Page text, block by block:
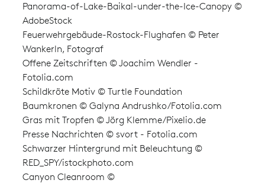
Panorama-of-Lake-Baikal-under-the-Ice-Canopy ©
AdobeStock
Feuerwehrgebäude-Rostock-Flughafen © Peter
Wankerln, Fotograf
Offene Zeitschriften © Joachim Wendler -
Fotolia.com
Schildkröte Motiv © Turtle Foundation
Baumkronen © Galyna Andrushko/Fotolia.com
Gras mit Tropfen © Jörg Klemme/Pixelio.de
Presse Nachrichten © svort - Fotolia.com
Schwarzer Hintergrund mit Beleuchtung ©
RED_SPY/istockphoto.com
Canyon Cleanroom ©